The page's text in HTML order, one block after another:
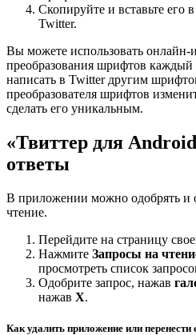
Скопируйте и вставьте его
Twitter.
Вы можете использовать онлайн-
преобразования шрифтов каждый
написать в Twitter другим
преобразователя шрифтов
сделать его уникальным.
«Твиттер для
ответы
В приложении можно одобрять и
чтение.
Перейдите на страницу
Нажмите Запросы на
просмотреть список
Одобрите запрос, нажав
нажав X.
Как удалить приложение или перенести